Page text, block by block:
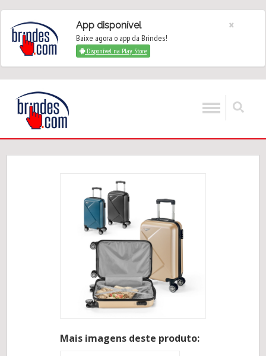
App disponível
Baixe agora o app da Brindes!
Disponível na Play Store
×
Mais imagens deste produto: